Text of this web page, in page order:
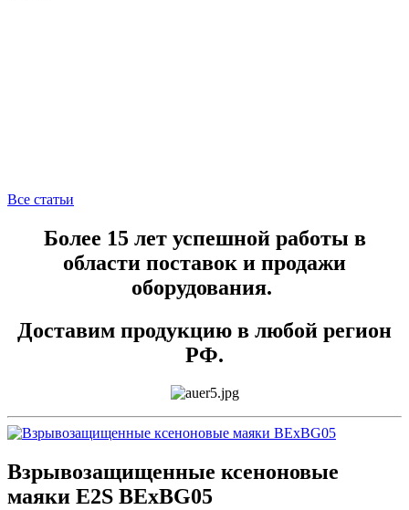
Все статьи
Более 15 лет успешной работы в
области поставок и продажи
оборудования.
Доставим продукцию в любой регион
РФ.
Взрывозащищенные ксеноновые
маяки E2S BExBG05